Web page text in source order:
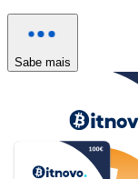
Sabe mais